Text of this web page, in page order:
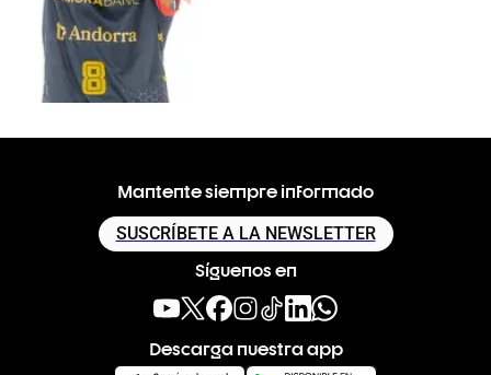
Mantente siempre informado
SUSCRÍBETE A LA NEWSLETTER
Síguenos en
Descarga nuestra app